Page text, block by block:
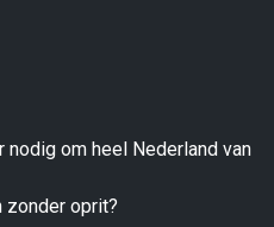
om heel Nederland van
zonder oprit?